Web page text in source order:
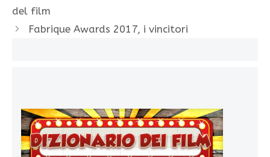
del film
Fabrique Awards 2017, i vincitori